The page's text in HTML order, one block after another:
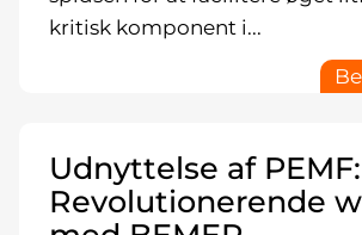
kritisk komponent i...
Udnyttelse af PEMF:
Revolutionerende